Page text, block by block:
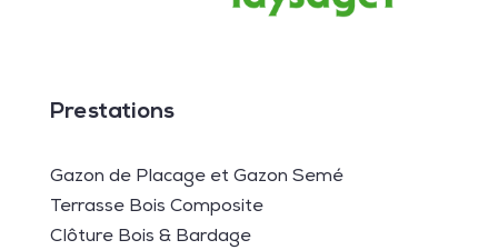
Prestations
Gazon de Placage et Gazon Semé
Terrasse Bois Composite
Clôture Bois & Bardage